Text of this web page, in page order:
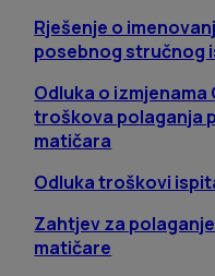
Rješenje o
posebnog stručnog
Odluka o
troškova polaganja
matičara
Odluka troškovi
Zahtjev za
matičare